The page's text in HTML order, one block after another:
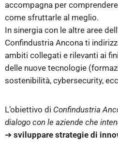
accompagna per
come sfruttarle al meglio.
In sinergia con le altre aree
Confindustria Ancona ti
ambiti collegati e rilevanti ai
delle nuove tecnologie
sostenibilità, cybersecurity,
L’obiettivo di Confindustria
dialogo con le aziende che
➔ sviluppare strategie di